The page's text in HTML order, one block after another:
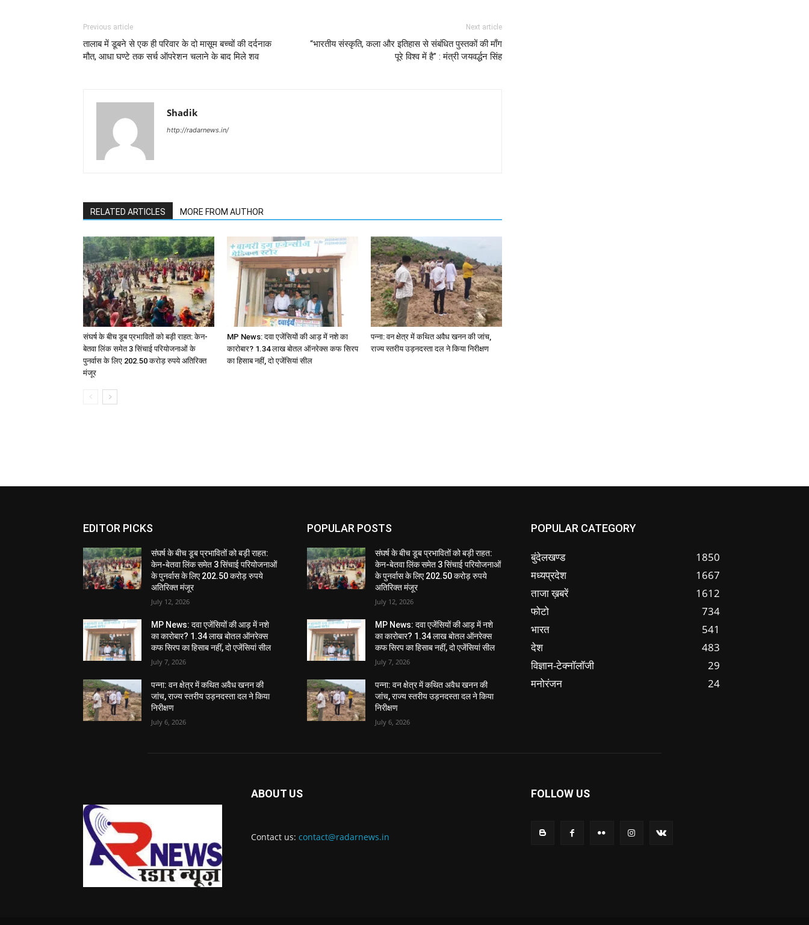
Previous article
तालाब में डूबने से एक ही परिवार के दो मासूम बच्चों की दर्दनाक
मौत, आधा घण्टे तक सर्च ऑपरेशन चलाने के बाद मिले शव
Next article
“भारतीय संस्कृति, कला और इतिहास से संबंधित पुस्तकों की माँग
पूरे विश्व में है” : मंत्री जयवर्द्धन सिंह
Shadik
http://radarnews.in/
RELATED ARTICLES MORE FROM AUTHOR
संघर्ष के बीच डूब प्रभावितों को बड़ी राहत: केन-
बेतवा लिंक समेत 3 सिंचाई परियोजनाओं के
पुनर्वास के लिए 202.50 करोड़ रुपये अतिरिक्त
मंजूर
MP News: दवा एजेंसियों की आड़ में नशे का
कारोबार? 1.34 लाख बोतल ऑनरेक्स कफ सिरप
का हिसाब नहीं, दो एजेंसियां सील
पन्ना: वन क्षेत्र में कथित अवैध खनन की जांच,
राज्य स्तरीय उड़नदस्ता दल ने किया निरीक्षण
EDITOR PICKS
संघर्ष के बीच डूब प्रभावितों को बड़ी राहत:
केन-बेतवा लिंक समेत 3 सिंचाई परियोजनाओं
के पुनर्वास के लिए 202.50 करोड़ रुपये
अतिरिक्त मंजूर
July 12, 2026
MP News: दवा एजेंसियों की आड़ में नशे
का कारोबार? 1.34 लाख बोतल ऑनरेक्स
कफ सिरप का हिसाब नहीं, दो एजेंसियां सील
July 7, 2026
पन्ना: वन क्षेत्र में कथित अवैध खनन की
जांच, राज्य स्तरीय उड़नदस्ता दल ने किया
निरीक्षण
July 6, 2026
POPULAR POSTS
संघर्ष के बीच डूब प्रभावितों को बड़ी राहत:
केन-बेतवा लिंक समेत 3 सिंचाई परियोजनाओं
के पुनर्वास के लिए 202.50 करोड़ रुपये
अतिरिक्त मंजूर
July 12, 2026
MP News: दवा एजेंसियों की आड़ में नशे
का कारोबार? 1.34 लाख बोतल ऑनरेक्स
कफ सिरप का हिसाब नहीं, दो एजेंसियां सील
July 7, 2026
पन्ना: वन क्षेत्र में कथित अवैध खनन की
जांच, राज्य स्तरीय उड़नदस्ता दल ने किया
निरीक्षण
July 6, 2026
POPULAR CATEGORY
बुंदेलखण्ड
1850
मध्यप्रदेश
1667
ताजा ख़बरें
1612
फोटो
734
भारत
541
देश
483
विज्ञान-टेक्नॉलॉजी
29
मनोरंजन
24
ABOUT US
Contact us: contact@radarnews.in
FOLLOW US